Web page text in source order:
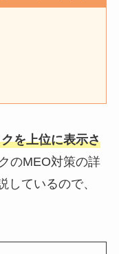
を上位に表示さ
のMEO対策の詳
しているので、